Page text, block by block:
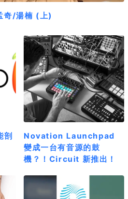
奇/湯楠 (上)
剖
Novation Launchpad
變成一台有音源的鼓
機？！Circuit 新推出！